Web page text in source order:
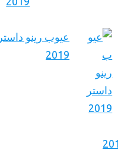
عيوب رينو داستر
2019